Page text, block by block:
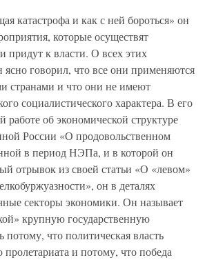
катастрофа и как с ней бороться» он
которые осуществят
придут к власти. О всех этих
ясно говорил, что все они применяются
странами и что они не имеют
социалистического характера. В его
работе об экономической структуре
России «О продовольственном
в период НЭПа, и в которой он
отрывок из своей статьи «О «левом»
он в деталях
секторы экономики. Он называет
крупную государственную
что политическая власть
пролетариата и потому, что победа